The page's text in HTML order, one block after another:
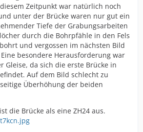
Zeitpunkt war natürlich noch
unter der Brücke waren nur gut ein
Tiefe der Grabungsarbeiten
durch die Bohrpfähle in den Fels
und vergossen im nächsten Bild
besondere Herausforderung war
Gleise, da sich die erste Brücke in
Auf dem Bild schlecht zu
Überhöhung der beiden
die Brücke als eine ZH24 aus.